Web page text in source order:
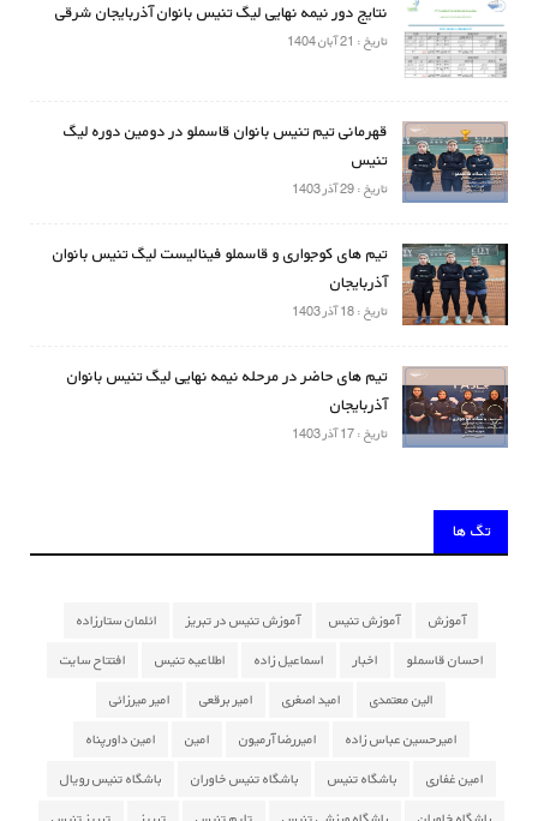
نتایج دور نیمه نهایی لیگ تنیس بانوان آذربایجان شرقی
تاریخ : 21 آبان 1404
قهرمانی تیم تنیس بانوان قاسملو در دومین دوره لیگ
تنیس
تاریخ : 29 آذر 1403
تیم های کوجواری و قاسملو فینالیست لیگ تنیس بانوان
آذربایجان
تاریخ : 18 آذر 1403
تیم های حاضر در مرحله نیمه نهایی لیگ تنیس بانوان
آذربایجان
تاریخ : 17 آذر 1403
تگ ها
آموزش آموزش تنیس آموزش تنیس در تبریز ائلمان ستارزاده
احسان قاسملو اخبار اسماعیل زاده اطلاعیه تنیس افتتاح سایت
الین معتمدی امید اصغری امیر برقعی امیر میرزائی
امیرحسین عباس زاده امیررضا آرمیون امین امین داورپناه
امین غفاری باشگاه تنیس باشگاه تنیس خاوران باشگاه تنیس رویال